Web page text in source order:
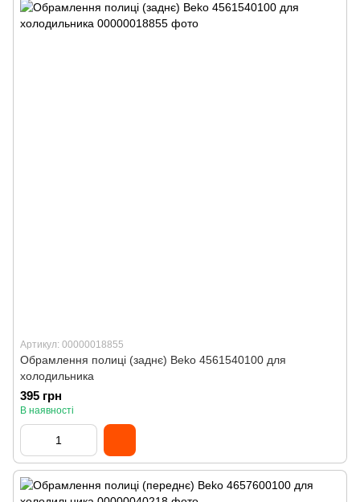
Артикул: 00000018855
Обрамлення полиці (заднє) Beko 4561540100 для
холодильника
395 грн
В наявності